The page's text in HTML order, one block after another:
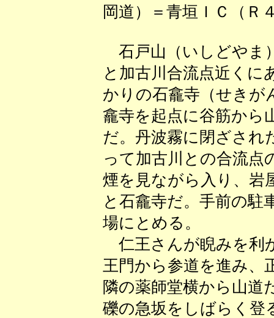
岡道）＝青垣ＩＣ（Ｒ
石戸山（いしどやま
と加古川合流点近くに
かりの石龕寺（せきが
龕寺を起点に谷筋から
だ。丹波霧に閉ざされ
って加古川との合流点
煙を見ながら入り、岩
と石龕寺だ。手前の駐
場にとめる。
仁王さんが睨みを利
王門から参道を進み、
隣の薬師堂横から山道
礫の急坂をしばらく登